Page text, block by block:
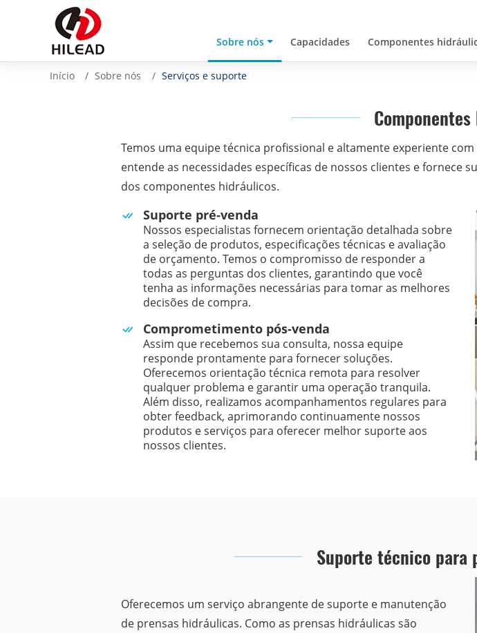
Sobre nós Capacidades Componentes
Início Sobre nós Serviços e suporte
Temos uma equipe técnica profissional e altamente experiente
entende as necessidades específicas de nossos clientes e
dos componentes hidráulicos.
Suporte pré-venda
Nossos especialistas fornecem orientação detalhada sobre
a seleção de produtos, especificações técnicas e avaliação
de orçamento. Temos o compromisso de responder a
todas as perguntas dos clientes, garantindo que você
tenha as informações necessárias para tomar as melhores
decisões de compra.
Comprometimento pós-venda
Assim que recebemos sua consulta, nossa equipe
responde prontamente para fornecer soluções.
Oferecemos orientação técnica remota para resolver
qualquer problema e garantir uma operação tranquila.
Além disso, realizamos acompanhamentos regulares para
obter feedback, aprimorando continuamente nossos
produtos e serviços para oferecer melhor suporte aos
nossos clientes.
Suporte técnico para
Oferecemos um serviço abrangente de suporte e manutenção
de prensas hidráulicas. Como as prensas hidráulicas são